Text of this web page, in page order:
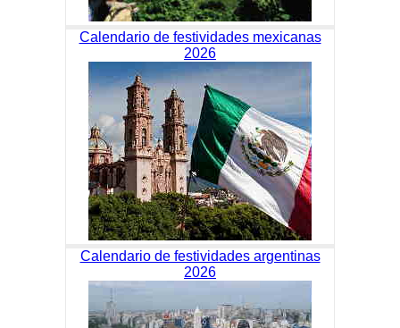
Calendario de festividades mexicanas
2026
Calendario de festividades argentinas
2026